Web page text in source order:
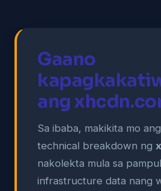
Gaano
ang
Sa ibaba, makikita mo
technical breakdown ng
nakolekta mula sa
infrastructure data nang